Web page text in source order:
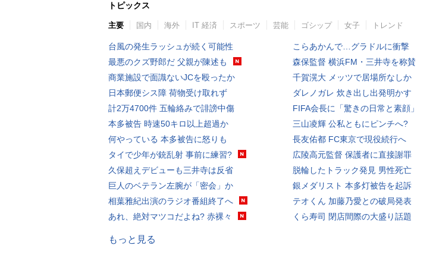
トピックス
主要 国内 海外 IT 経済 スポーツ 芸能 ゴシップ 女子 トレンド
台風の発生ラッシュが続く可能性
最悪のクズ野郎だ 父親が陳述も
商業施設で面識ないJCを殴ったか
日本郵便シス障 荷物受け取れず
計2万4700件 五輪絡みで誹謗中傷
本多被告 時速50キロ以上超過か
何やっている 本多被告に怒りも
タイで少年が銃乱射 事前に練習?
久保超えデビューも三井寺は反省
巨人のベテラン左腕が「密会」か
相葉雅紀出演のラジオ番組終了へ
あれ、絶対マツコだよね? 赤裸々
こらあかんで…グラドルに衝撃
森保監督 横浜FM・三井寺を称賛
千賀滉大 メッツで居場所なしか
ダレノガレ 炊き出し出発明かす
FIFA会長に「驚きの日常と素顔」
三山凌輝 公私ともにピンチへ?
長友佑都 FC東京で現役続行へ
広陵高元監督 保護者に直接謝罪
脱輪したトラック発見 男性死亡
銀メダリスト 本多灯被告を起訴
テオくん 加藤乃愛との破局発表
くら寿司 閉店間際の大盛り話題
もっと見る